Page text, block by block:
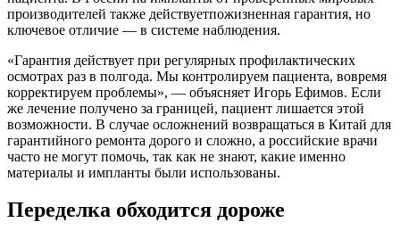
производителей также действуетпожизненная гарантия, но
ключевое отличие — в системе наблюдения.
«Гарантия действует при регулярных профилактических
осмотрах раз в полгода. Мы контролируем пациента, вовремя
корректируем проблемы», — объясняет Игорь Ефимов. Если
же лечение получено за границей, пациент лишается этой
возможности. В случае осложнений возвращаться в Китай для
гарантийного ремонта дорого и сложно, а российские врачи
часто не могут помочь, так как не знают, какие именно
материалы и импланты были использованы.
Переделка обходится дороже